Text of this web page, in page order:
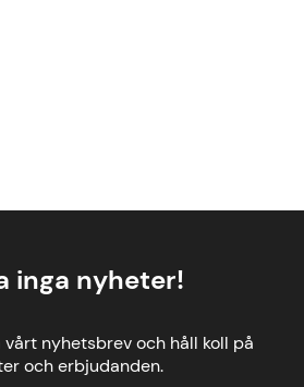
inga nyheter!
nyhetsbrev och håll koll på
och erbjudanden.